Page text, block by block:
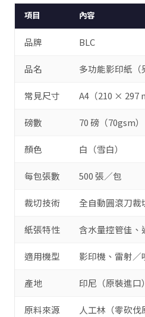
項目 內容
品牌 BLC
品名 多功能影印紙（
常見尺寸 A4（210 × 297
磅數 70 磅（70gsm
顏色 白（雪白）
每包張數 500 張／包
裁切技術 全自動圓滾刀裁
紙張特性 含水量控管佳、
適用機型 影印機、雷射／
產地 印尼（原裝進口）
原料來源 人工林（零砍伐